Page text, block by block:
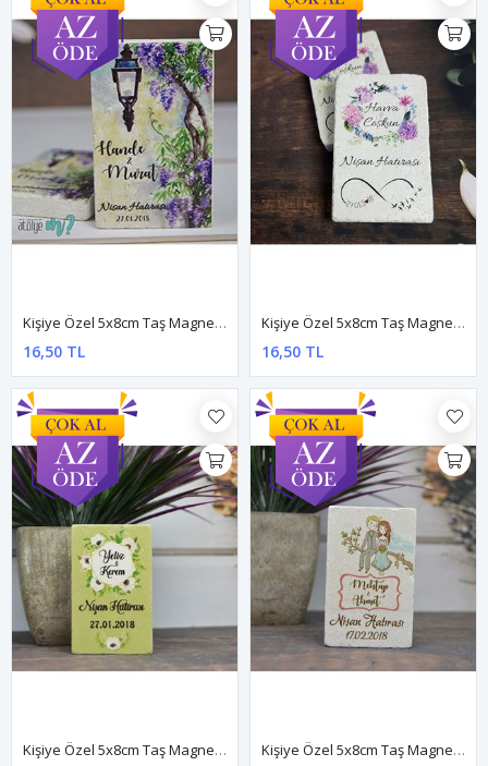
Kişiye Özel 5x8cm Taş Magnet - Dnts012
16,50 TL
Kişiye Özel 5x8cm Taş Magnet - Dnts013
16,50 TL
Kişiye Özel 5x8cm Taş Magnet - Dnts015 Kişiye Özel 5x8cm Taş Magnet - Dnts019